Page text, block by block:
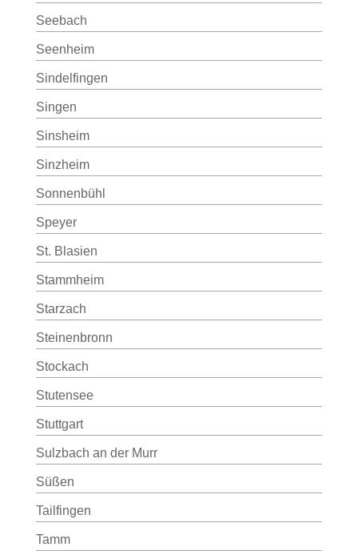
Seebach
Seenheim
Sindelfingen
Singen
Sinsheim
Sinzheim
Sonnenbühl
Speyer
St. Blasien
Stammheim
Starzach
Steinenbronn
Stockach
Stutensee
Stuttgart
Sulzbach an der Murr
Süßen
Tailfingen
Tamm